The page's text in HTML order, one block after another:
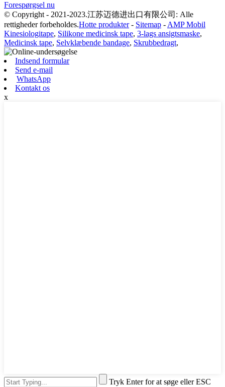
Forespørgsel nu
© Copyright - 2021-2023.江苏迈德进出口有限公司: Alle
rettigheder forbeholdes.Hotte produkter- Sitemap - AMP Mobil
Kinesiologitape, Silikone medicinsk tape, 3-lags ansigtsmaske,
Medicinsk tape, Selvklæbende bandage, Skrubbedragt,
Indsend formular
Send e-mail
WhatsApp
Kontakt os
x
Tryk Enter for at søge eller ESC